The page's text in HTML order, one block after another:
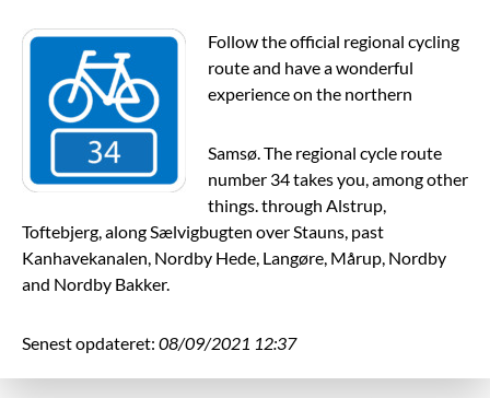
Follow the official regional cycling
route and have a wonderful
experience on the northern
Samsø. The regional cycle route
number 34 takes you, among other
things. through Alstrup,
Toftebjerg, along Sælvigbugten over Stauns, past
Kanhavekanalen, Nordby Hede, Langøre, Mårup, Nordby
and Nordby Bakker.
Senest opdateret: 08/09/2021 12:37